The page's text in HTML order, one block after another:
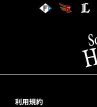
利用規約